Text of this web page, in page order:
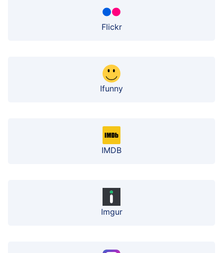
Flickr
Ifunny
IMDB
Imgur